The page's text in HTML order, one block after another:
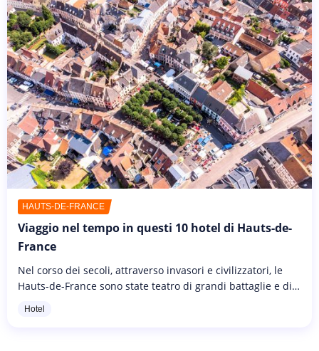
HAUTS-DE-FRANCE
Viaggio nel tempo in questi 10 hotel di Hauts-de-
France
Nel corso dei secoli, attraverso invasori e civilizzatori, le
Hauts-de-France sono state teatro di grandi battaglie e di
Hotel